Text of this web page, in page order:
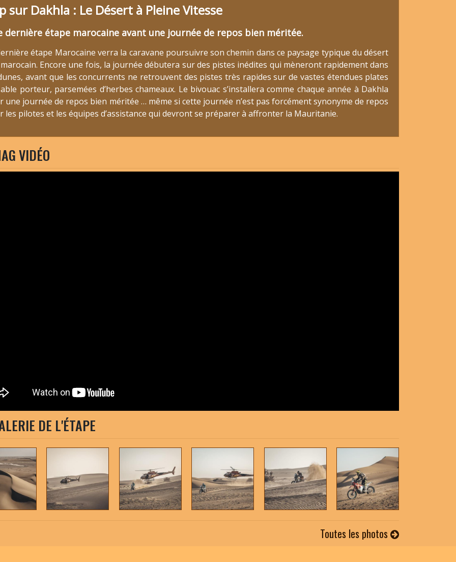
sur Dakhla : Le Désert à Pleine Vitesse
dernière étape marocaine avant une journée de repos bien méritée.
étape Marocaine verra la caravane poursuivre son chemin dans ce paysage typique du désert
Encore une fois, la journée débutera sur des pistes inédites qui mèneront rapidement dans
avant que les concurrents ne retrouvent des pistes très rapides sur de vastes étendues plates
porteur, parsemées d’herbes chameaux. Le bivouac s’installera comme chaque année à Dakhla
une journée de repos bien méritée … même si cette journée n’est pas forcément synonyme de repos
les pilotes et les équipes d’assistance qui devront se préparer à affronter la Mauritanie.
VIDÉO
DE L'ÉTAPE
Toutes les photos